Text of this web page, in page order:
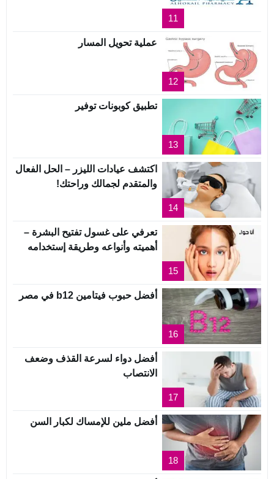
11
12
عملية تحويل المسار
13
تطبيق كوبونات توفير
14
اكتشف عيادات الليزر – الحل الفعال
والمتقدم لجمالك وراحتك!
15
تعرفي على غسول تفتيح البشرة –
أهميته وأنواعه وطريقة إستخدامه
16
أفضل حبوب فيتامين b12 في مصر
17
أفضل دواء لسرعة القذف وضعف
الانتصاب
18
أفضل ملين للإمساك لكبار السن